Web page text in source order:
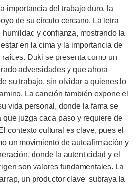
importancia del trabajo duro, la
de su círculo cercano. La letra
humildad y confianza, mostrando la
en la cima y la importancia de
Duki se presenta como un
adversidades y que ahora
su trabajo, sin olvidar a quienes lo
La canción también expone el
vida personal, donde la fama se
que juzga cada paso y requiere de
contexto cultural es clave, pues el
un movimiento de autoafirmación y
donde la autenticidad y el
son valores fundamentales. La
un productor clave, subraya la